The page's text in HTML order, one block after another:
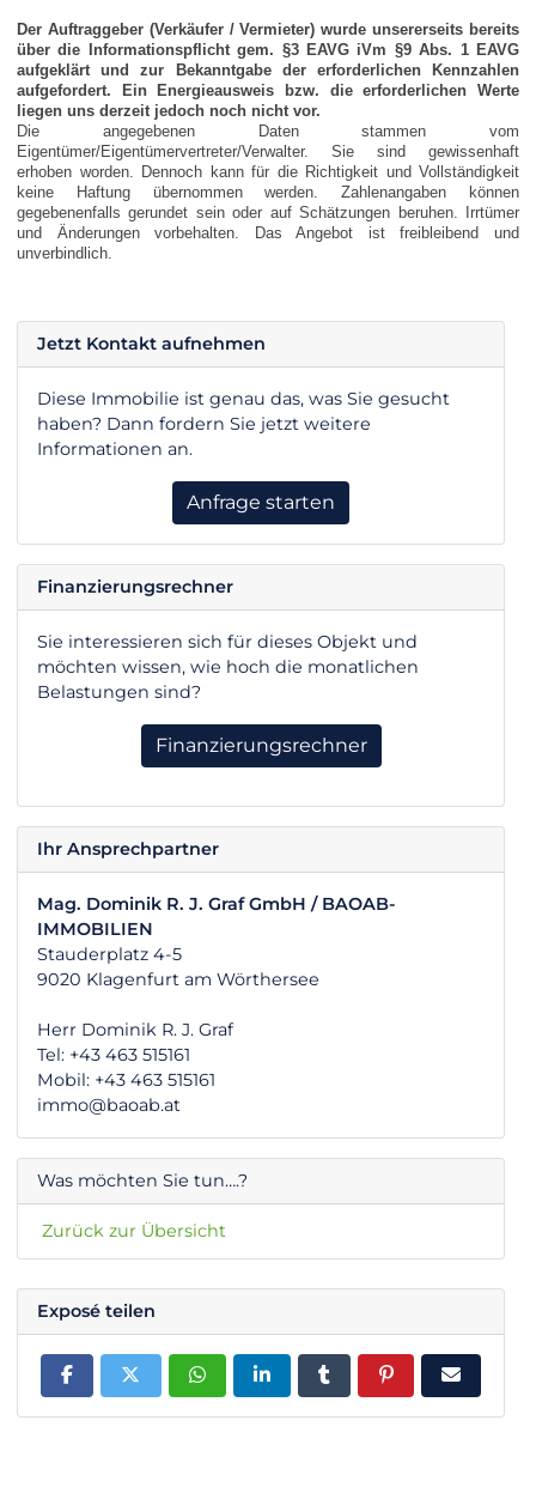
Der Auftraggeber (Verkäufer / Vermieter) wurde unsererseits bereits
über die Informationspflicht gem. §3 EAVG iVm §9 Abs. 1 EAVG
aufgeklärt und zur Bekanntgabe der erforderlichen Kennzahlen
aufgefordert. Ein Energieausweis bzw. die erforderlichen Werte
liegen uns derzeit jedoch noch nicht vor.
Die angegebenen Daten stammen vom
Eigentümer/Eigentümervertreter/Verwalter. Sie sind gewissenhaft
erhoben worden. Dennoch kann für die Richtigkeit und Vollständigkeit
keine Haftung übernommen werden. Zahlenangaben können
gegebenenfalls gerundet sein oder auf Schätzungen beruhen. Irrtümer
und Änderungen vorbehalten. Das Angebot ist freibleibend und
unverbindlich.
Jetzt Kontakt aufnehmen
Diese Immobilie ist genau das, was Sie gesucht
haben? Dann fordern Sie jetzt weitere
Informationen an.
Anfrage starten
Finanzierungsrechner
Sie interessieren sich für dieses Objekt und
möchten wissen, wie hoch die monatlichen
Belastungen sind?
Finanzierungsrechner
Ihr Ansprechpartner
Mag. Dominik R. J. Graf GmbH / BAOAB-
IMMOBILIEN
Stauderplatz 4-5
9020 Klagenfurt am Wörthersee
Herr Dominik R. J. Graf
Tel: +43 463 515161
Mobil: +43 463 515161
immo@baoab.at
Was möchten Sie tun….?
Zurück zur Übersicht
Exposé teilen